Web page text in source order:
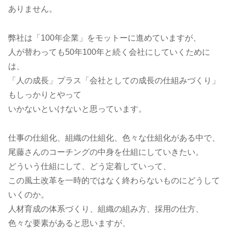
ありません。
弊社は「100年企業」をモットーに進めていますが、
人が替わっても50年100年と続く会社にしていくために
は、
「人の成長」プラス「会社としての成長の仕組みづくり」
もしっかりとやって
いかないといけないと思っています。
仕事の仕組化、組織の仕組化、色々な仕組化がある中で、
尾藤さんのコーチングの中身を仕組にしていきたい。
どういう仕組にして、どう定着していって、
この風土改革を一時的ではなく終わらないものにどうして
いくのか。
人材育成の体系づくり、組織の組み方、採用の仕方、
色々な要素があると思いますが、